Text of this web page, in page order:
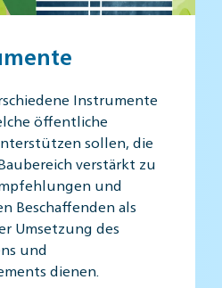
Instrumente
öffentliche
sollen, die
verstärkt zu
und
Beschaffenden als
Umsetzung des
und
dienen.